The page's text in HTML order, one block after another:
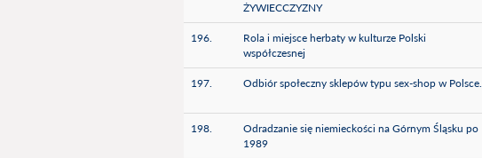
ŻYWIECCZYZNY
196.
Rola i miejsce herbaty w kulturze Polski
współczesnej
197. Odbiór społeczny sklepów typu sex-shop w Polsce.
198.
Odradzanie się niemieckości na Górnym Śląsku po
1989